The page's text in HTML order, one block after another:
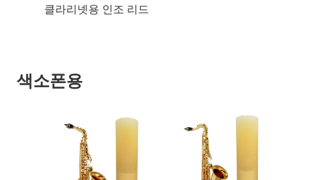
클라리넷용 인조 리드
색소폰용